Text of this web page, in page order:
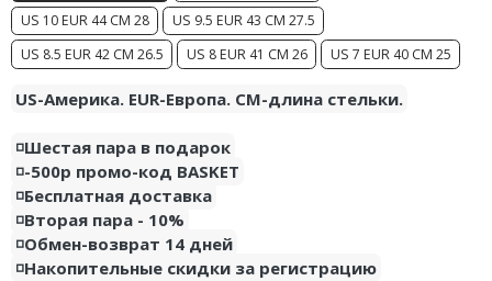
US 10 EUR 44 CM 28
US 9.5 EUR 43 CM 27.5
US 8.5 EUR 42 CM 26.5
US 8 EUR 41 CM 26 US 7 EUR 40 CM 25
US-Америка. EUR-Европа. CM-длина стельки.
◽️Шестая пара в подарок
◽️-500р промо-код BASKET
◽️Бесплатная доставка
◽️Вторая пара - 10%
◽️Обмен-возврат 14 дней
◽️Накопительные скидки за регистрацию
Air Jordan 13
Air Jordan 14
Air Jordan 23